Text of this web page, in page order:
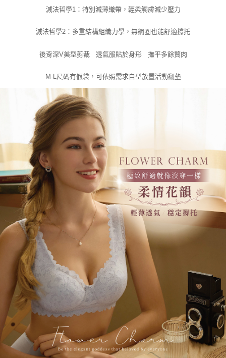
減法哲學1：特別減薄織帶，輕柔觸膚減少壓力
減法哲學2：多重結構組織力學，無鋼圈也能舒適撐托
後背深V美型剪裁 透氣服貼於身形 撫平多餘贅肉
M-L尺碼有假袋，可依照需求自型放置活動襯墊